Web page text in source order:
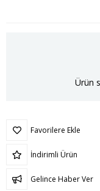
Ürün
Favorilere Ekle
İndirimli Ürün
Gelince Haber Ver